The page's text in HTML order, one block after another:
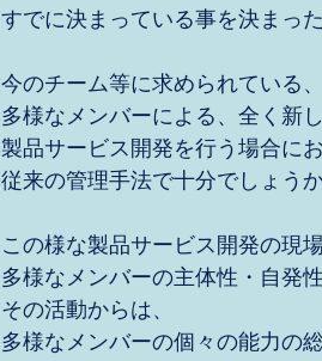
すでに決まっている事を決まっ
今のチーム等に求められている、
多様なメンバーによる、全く新
製品サービス開発を行う場合にお
従来の管理手法で十分でしょうか
この様な製品サービス開発の現
多様なメンバーの主体性・自発
その活動からは、
多様なメンバーの個々の能力の